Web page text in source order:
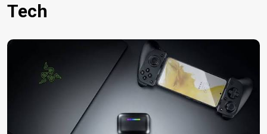
Tech